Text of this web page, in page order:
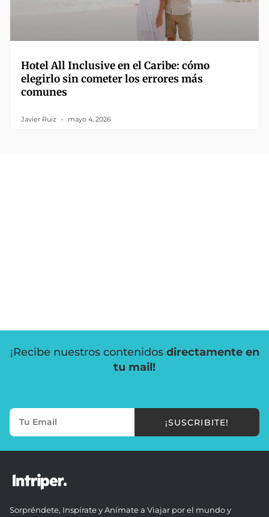
Hotel All Inclusive en el Caribe: cómo
elegirlo sin cometer los errores más
comunes
Javier Ruiz mayo 4, 2026
¡Recibe nuestros contenidos directamente en
tu mail!
¡SUSCRIBITE!
Sorpréndete, Inspírate y Anímate a Viajar por el mundo y